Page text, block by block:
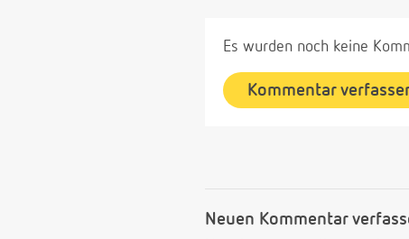
Es wurden noch keine
Kommentar
Neuen Kommentar